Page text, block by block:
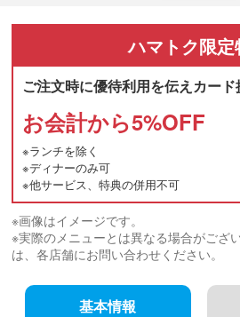
ハマトク限
ご注文時に優待利用を伝えカー
お会計から5%OFF
※ランチを除く
※ディナーのみ可
※他サービス、特典の併用不可
※画像はイメージです。
※実際のメニューとは異なる場合がござ
は、各店舗にお問い合わせください。
基本情報